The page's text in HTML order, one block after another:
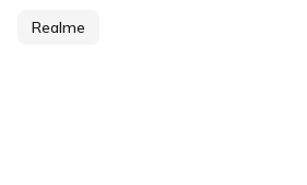
Realme